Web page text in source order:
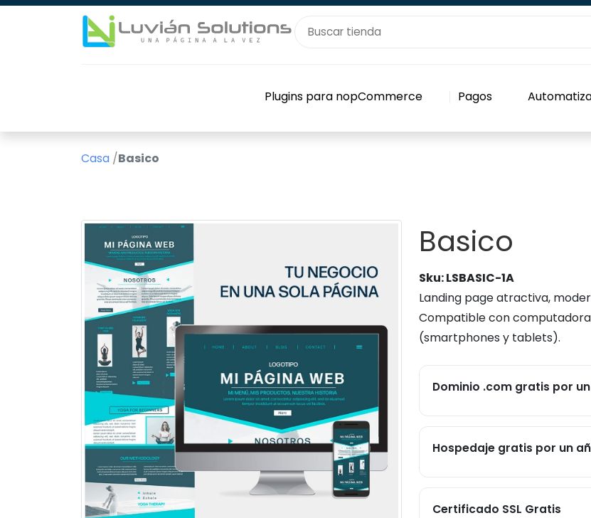
Plugins para nopCommerce Pagos
Casa /Basico
Basico
Sku:LSBASIC-1A
Landing page atractiva,
Compatible con
(smartphones y tablets).
Dominio .com gratis por
Hospedaje gratis por un
Certificado SSL Gratis